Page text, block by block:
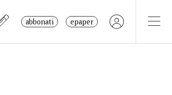
abbonati epaper